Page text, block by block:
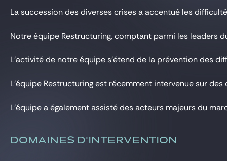
Gide Pro Bono et RSE
Blog Real Estate
La succession des diverses crises a accentué les
Notre équipe Restructuring, comptant parmi les leaders
L’activité de notre équipe s’étend de la prévention des
L’équipe Restructuring est récemment intervenue sur
L’équipe a également assisté des acteurs majeurs du
DOMAINES D'INTERVENTION